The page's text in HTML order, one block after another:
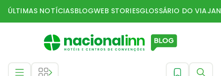
ÚLTIMAS NOTÍCIASBLOGWEB STORIESGLOSSÁRIO DO